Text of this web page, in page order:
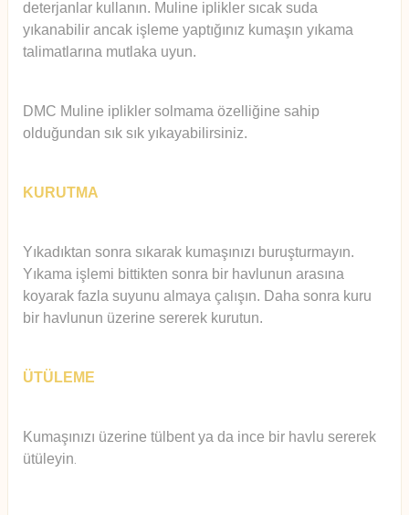
deterjanlar kullanın. Muline iplikler sıcak suda
yıkanabilir ancak işleme yaptığınız kumaşın yıkama
talimatlarına mutlaka uyun.
DMC Muline iplikler solmama özelliğine sahip
olduğundan sık sık yıkayabilirsiniz.
KURUTMA
Yıkadıktan sonra sıkarak kumaşınızı buruşturmayın.
Yıkama işlemi bittikten sonra bir havlunun arasına
koyarak fazla suyunu almaya çalışın. Daha sonra kuru
bir havlunun üzerine sererek kurutun.
ÜTÜLEME
Kumaşınızı üzerine tülbent ya da ince bir havlu sererek
ütüleyin.